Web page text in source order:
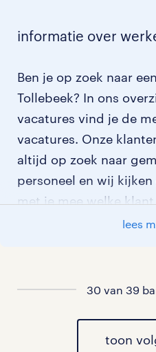
informatie over
Ben je op zoek naar
Tollebeek? In ons
vacatures vind je de
vacatures. Onze
altijd op zoek naar
personeel en wij
met je mee welke
vacatures in
lees
30 van 39
toon